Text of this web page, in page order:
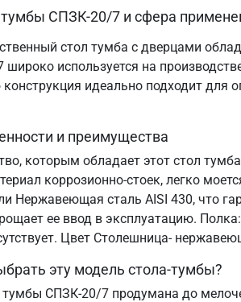
тумбы СПЗК-20/7 и сфера
стол тумба с дверцами
используется на
конструкция идеально подходит
и преимущества
которым обладает этот стол
коррозионно-стоек, легко
Нержавеющая сталь AISI 430, что
ее ввод в эксплуатацию.
Цвет Столешница-
эту модель стола-тумбы?
тумбы СПЗК-20/7 продумана до